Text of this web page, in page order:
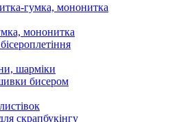
гумка, мононитка
мононитка
шарміки
бисером
скрапбукінгу